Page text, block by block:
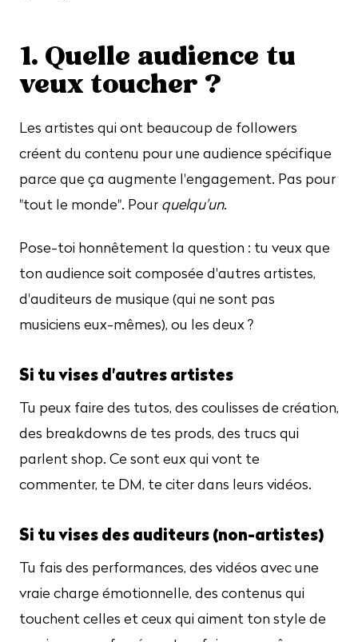
1. Quelle audience tu
veux toucher ?
Les artistes qui ont beaucoup de followers
créent du contenu pour une audience spécifique
parce que ça augmente l'engagement. Pas pour
"tout le monde". Pour quelqu'un.
Pose-toi honnêtement la question : tu veux que
ton audience soit composée d'autres artistes,
d'auditeurs de musique (qui ne sont pas
musiciens eux-mêmes), ou les deux ?
Si tu vises d'autres artistes
Tu peux faire des tutos, des coulisses de création,
des breakdowns de tes prods, des trucs qui
parlent shop. Ce sont eux qui vont te
commenter, te DM, te citer dans leurs vidéos.
Si tu vises des auditeurs (non-artistes)
Tu fais des performances, des vidéos avec une
vraie charge émotionnelle, des contenus qui
touchent celles et ceux qui aiment ton style de